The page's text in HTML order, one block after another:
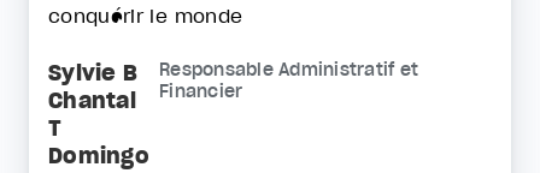
conquérir le monde
Sylvie B
Chantal
T
Domingo
Responsable Administratif et
Financier